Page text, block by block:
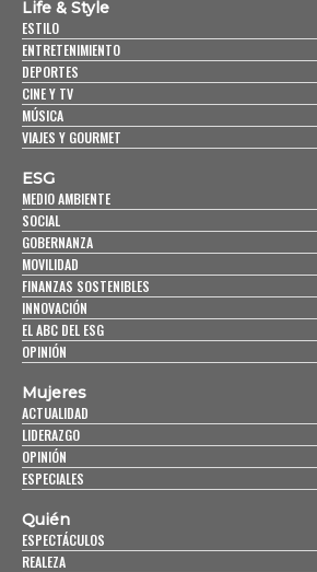
Life & Style
ESTILO
ENTRETENIMIENTO
DEPORTES
CINE Y TV
MÚSICA
VIAJES Y GOURMET
ESG
MEDIO AMBIENTE
SOCIAL
GOBERNANZA
MOVILIDAD
FINANZAS SOSTENIBLES
INNOVACIÓN
EL ABC DEL ESG
OPINIÓN
Mujeres
ACTUALIDAD
LIDERAZGO
OPINIÓN
ESPECIALES
Quién
ESPECTÁCULOS
REALEZA